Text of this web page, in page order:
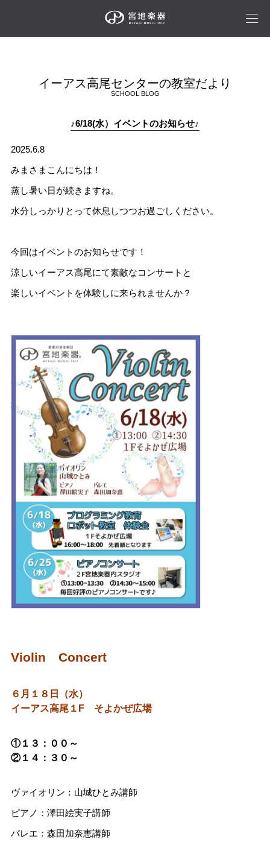
イーアス高尾センターの教室だより
SCHOOL BLOG
♪6/18(水）イベントのお知らせ♪
2025.6.8
みまさまこんにちは！
蒸し暑い日が続きますね。
水分しっかりとって休息しつつお過ごしください。
今回はイベントのお知らせです！
涼しいイーアス高尾にて素敵なコンサートと
楽しいイベントを体験しに来られませんか？
Violin Concert
６月１８日（水）
イーアス高尾１F そよかぜ広場
①１３：００～
②１４：３０～
ヴァイオリン：山城ひとみ講師
ピアノ：澤田絵実子講師
バレエ：森田加奈恵講師